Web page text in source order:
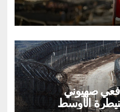
صهيوني
الأوسط